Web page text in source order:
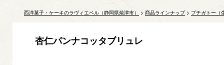
西洋菓子・ケーキのラヴィエベル（静岡県焼津市） > 商品ラインナップ> プチガトー（
杏仁パンナコッタブリュレ